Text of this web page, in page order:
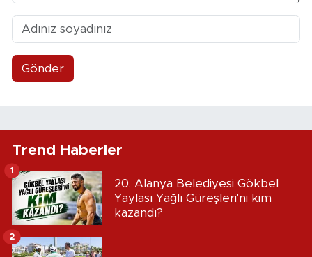
Gönder
Trend Haberler
20. Alanya Belediyesi Gökbel
Yaylası Yağlı Güreşleri'ni kim
kazandı?
1
2